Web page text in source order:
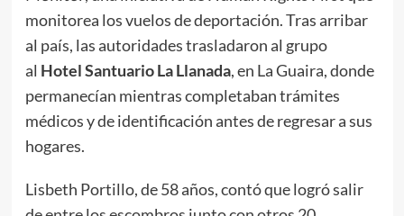
monitorea los vuelos de deportación. Tras arribar
al país, las autoridades trasladaron al grupo
al Hotel Santuario La Llanada, en La Guaira, donde
permanecían mientras completaban trámites
médicos y de identificación antes de regresar a sus
hogares.
Lisbeth Portillo, de 58 años, contó que logró salir